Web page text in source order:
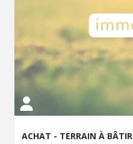
ACHAT - TERRAIN À BÂTIR